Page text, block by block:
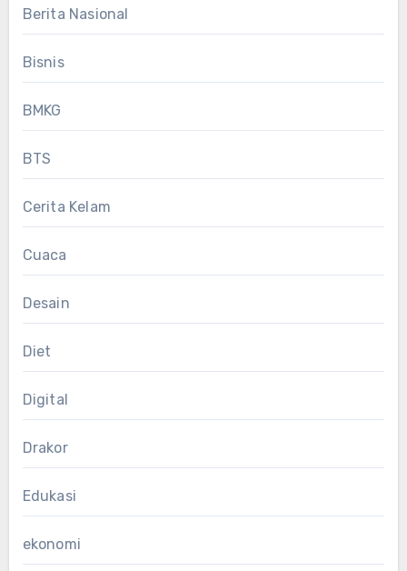
Berita Nasional
Bisnis
BMKG
BTS
Cerita Kelam
Cuaca
Desain
Diet
Digital
Drakor
Edukasi
ekonomi